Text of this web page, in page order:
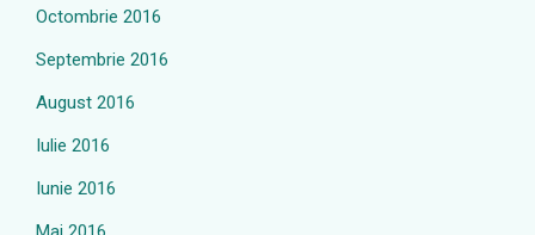
Octombrie 2016
Septembrie 2016
August 2016
Iulie 2016
Iunie 2016